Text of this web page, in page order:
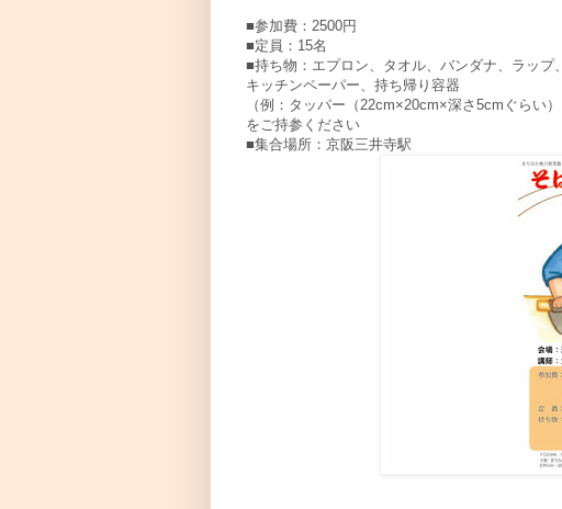
■参加費：2500円
■定員：15名
■持ち物：エプロン、タオル、バンダナ、ラップ、
キッチンペーパー、持ち帰り容器
（例：タッパー（22cm×20cm×深さ5cmぐらい）
をご持参ください
■集合場所：京阪三井寺駅